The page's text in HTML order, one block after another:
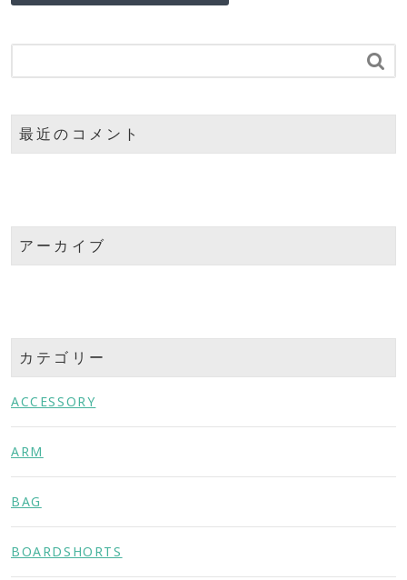

最近のコメント
アーカイブ
カテゴリー
ACCESSORY
ARM
BAG
BOARDSHORTS